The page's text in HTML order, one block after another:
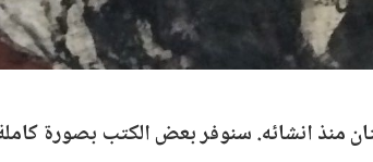
منذ انشائه. سنوفر بعض الكتب بصورة